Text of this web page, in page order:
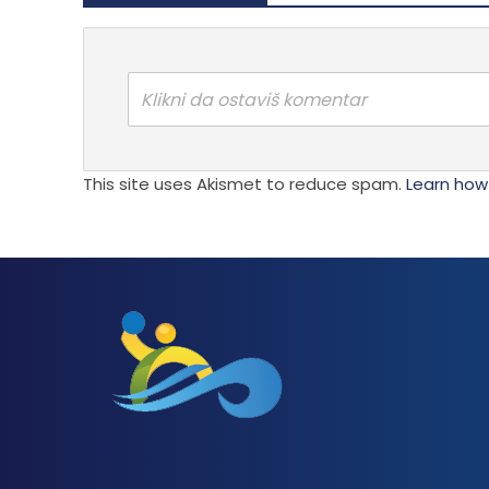
Klikni da ostaviš komentar
This site uses Akismet to reduce spam. Learn